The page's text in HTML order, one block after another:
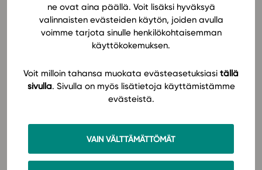
ne ovat aina päällä. Voit lisäksi hyväksyä
valinnaisten evästeiden käytön, joiden avulla
voimme tarjota sinulle henkilökohtaisemman
käyttökokemuksen.
Voit milloin tahansa muokata evästeasetuksiasi tällä
sivulla. Sivulla on myös lisätietoja käyttämistämme
evästeistä.
VAIN VÄLTTÄMÄTTÖMÄT
In English
ovat helppotajuisia, mutta silti matemaattisesti
eksakteja. Opiskelija tutustuu matemaattisiin
lainalaisuuksiin lukuisten interaktiivisten
tutkimustehtävien avulla. Lisäksi luvuissa on runsas
opiskelijaa sisältöjen ymmärtämisessä.Lue lisää!
nykyisellä alustalla. Studeon uudistettu alusta
julkaistaan elokuussa 2021. Uuden alustan
toiminnallisuuksista löydät lisää tietoatäältä.